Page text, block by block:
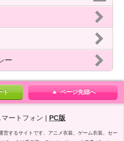
ー
ト ページ先頭へ
ートフォン | PC版
営するサイトです、アニメ衣装、ゲーム衣装、セー